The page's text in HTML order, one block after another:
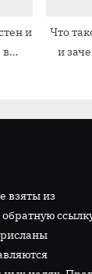
и
Что
и
взяты из